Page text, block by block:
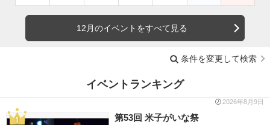
12月のイベントをすべて見る
条件を変更して検索
イベントランキング
2026年8月9日
第53回 米子がいな祭